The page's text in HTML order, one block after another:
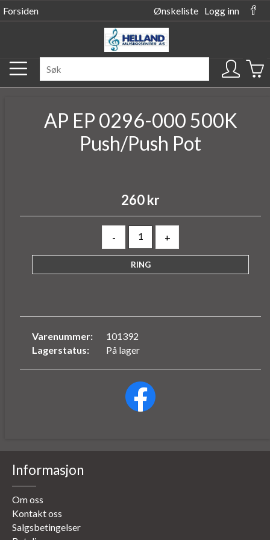
Forsiden Ønskeliste Logg inn
AP EP 0296-000 500K
Push/Push Pot
260 kr
- +
Varenummer:
101392
Lagerstatus:
På lager
Informasjon
Om oss
Kontakt oss
Salgsbetingelser